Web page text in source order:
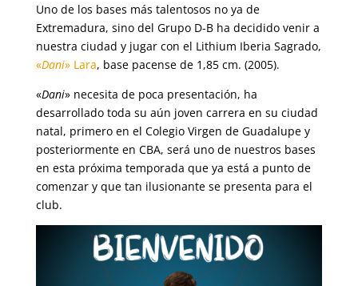
Uno de los bases más talentosos no ya de
Extremadura, sino del Grupo D-B ha decidido venir a
nuestra ciudad y jugar con el Lithium Iberia Sagrado,
«Dani» Lara, base pacense de 1,85 cm. (2005).
«Dani» necesita de poca presentación, ha
desarrollado toda su aún joven carrera en su ciudad
natal, primero en el Colegio Virgen de Guadalupe y
posteriormente en CBA, será uno de nuestros bases
en esta próxima temporada que ya está a punto de
comenzar y que tan ilusionante se presenta para el
club.